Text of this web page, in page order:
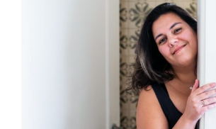
ESSA É A SUA HORA?